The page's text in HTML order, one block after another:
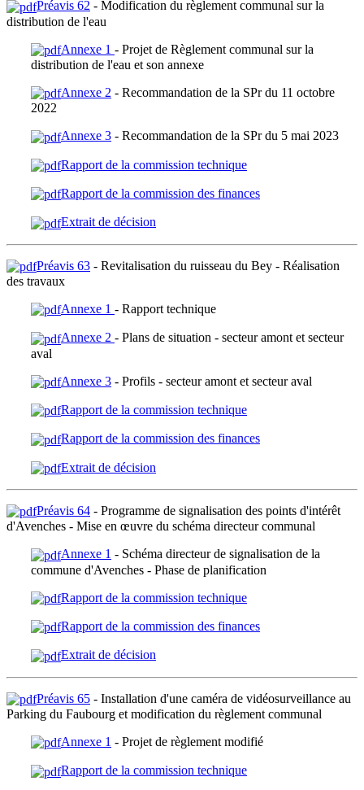
Préavis 62 - Modification du règlement communal sur la
distribution de l'eau
Annexe 1 - Projet de Règlement communal sur la
distribution de l'eau et son annexe
Annexe 2 - Recommandation de la SPr du 11 octobre
2022
Annexe 3 - Recommandation de la SPr du 5 mai 2023
Rapport de la commission technique
Rapport de la commission des finances
Extrait de décision
Préavis 63 - Revitalisation du ruisseau du Bey - Réalisation
des travaux
Annexe 1 - Rapport technique
Annexe 2 - Plans de situation - secteur amont et secteur
aval
Annexe 3 - Profils - secteur amont et secteur aval
Rapport de la commission technique
Rapport de la commission des finances
Extrait de décision
Préavis 64 - Programme de signalisation des points d'intérêt
d'Avenches - Mise en œuvre du schéma directeur communal
Annexe 1 - Schéma directeur de signalisation de la
commune d'Avenches - Phase de planification
Rapport de la commission technique
Rapport de la commission des finances
Extrait de décision
Préavis 65 - Installation d'une caméra de vidéosurveillance au
Parking du Faubourg et modification du règlement communal
Annexe 1 - Projet de règlement modifié
Rapport de la commission technique